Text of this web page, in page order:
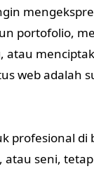
portofolio,
atau
web adalah
profesional di
atau seni,